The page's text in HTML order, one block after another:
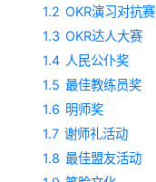
1.2 OKR演习对抗赛
1.3 OKR达人大赛
1.4 人民公仆奖
1.5 最佳教练员奖
1.6 明师奖
1.7 谢师礼活动
1.8 最佳盟友活动